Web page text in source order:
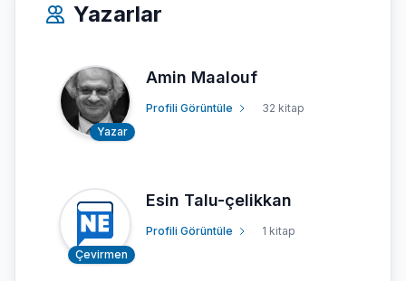
Yazarlar
Yazar
Amin Maalouf
Profili Görüntüle 32 kitap
Çevirmen
Esin Talu-çelikkan
Profili Görüntüle 1 kitap